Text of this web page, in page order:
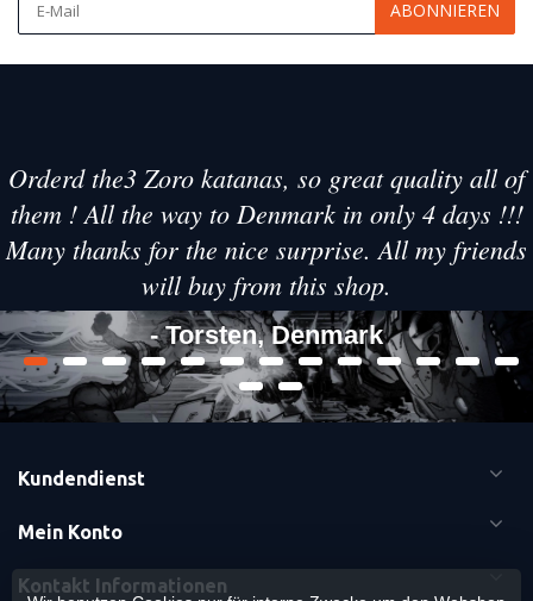
ABONNIEREN
Orderd the3 Zoro katanas, so great quality all of
them ! All the way to Denmark in only 4 days !!!
Many thanks for the nice surprise. All my friends
will buy from this shop.
- Torsten, Denmark
Kundendienst
Mein Konto
Kontakt Informationen